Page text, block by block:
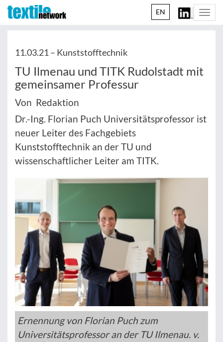
EN
11.03.21 – Kunststofftechnik
TU Ilmenau und TITK Rudolstadt mit
gemeinsamer Professur
Von Redaktion
Dr.-Ing. Florian Puch Universitätsprofessor ist
neuer Leiter des Fachgebiets
Kunststofftechnik an der TU und
wissenschaftlicher Leiter am TITK.
Ernennung von Florian Puch zum
Universitätsprofessor an der TU Ilmenau. v.